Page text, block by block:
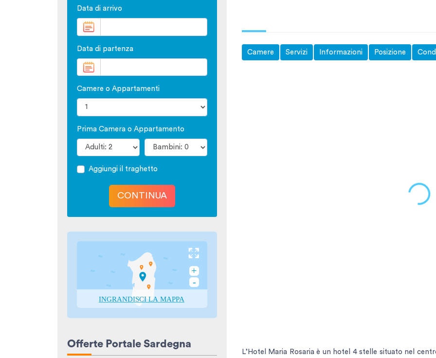
Data di arrivo
Data di partenza
Camere o Appartamenti
Prima Camera o Appartamento
Aggiungi il traghetto
CONTINUA
Offerte Portale Sardegna
Camere Servizi Informazioni Posizione
L’Hotel Maria Rosaria è un hotel 4 stelle situato nel